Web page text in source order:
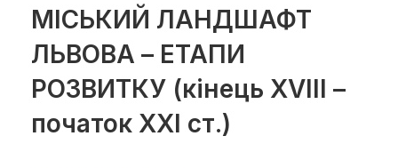
МІСЬКИЙ ЛАНДШАФТ
ЛЬВОВА – ЕТАПИ
РОЗВИТКУ (кінець ХVІІІ –
початок ХХІ ст.)